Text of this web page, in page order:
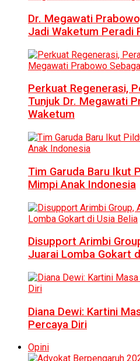
Dr. Megawati
Jadi Waketum Peradi
Perkuat Regenerasi,
Tunjuk Dr. Megawati
Waketum
Tim Garuda Baru Ikut
Mimpi Anak Indonesia
Disupport Arimbi
Juarai Lomba Gokart
Diana Dewi: Kartini
Percaya Diri
Opini